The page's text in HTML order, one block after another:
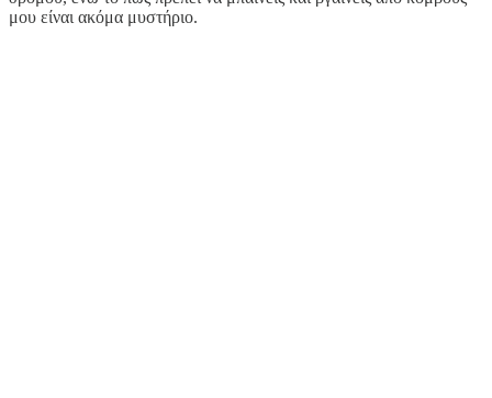
μου είναι ακόμα μυστήριο.